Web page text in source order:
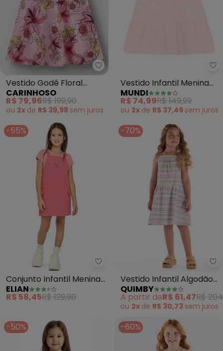
Carinhoso - Vestido Godê
Vestido Godê Floral
Acetinado (Rosa)
CARINHOSO
R$ 79,96R$ 199,90
ou 2x de R$ 39,98 sem juros
Vestido Infantil Menina
em Linho (Rosa)
MUNDI
R$ 74,99R$ 149,99
ou 2x de R$ 37,49 sem juros
-55%
Elian - Conjunto Infantil
Conjunto Infantil Menina
com Sobreposição
(Rosa)
ELIAN
R$ 58,45R$ 129,90
-70%
Vestido Infantil Algodão
(Rosa)
QUIMBY
A partir deR$ 61,47R$
ou 2x de R$ 30,73 sem juros
-50% -60%